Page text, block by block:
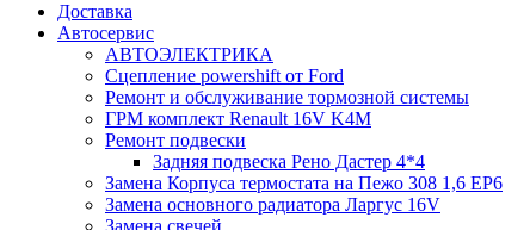
Доставка
Автосервис
АВТОЭЛЕКТРИКА
Сцепление powershift от Ford
Ремонт и обслуживание тормозной системы
ГРМ комплект Renault 16V K4M
Ремонт подвески
Задняя подвеска Рено Дастер 4*4
Замена Корпуса термостата на Пежо 308 1,6 EP6
Замена основного радиатора Ларгус 16V
Замена свечей